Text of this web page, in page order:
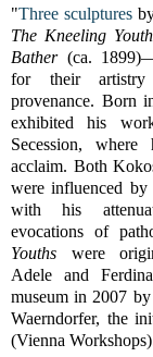
"Three sculptures
The Kneeling
Bather(ca.
for their
provenance. Born
exhibited his
Secession,
acclaim. Both
were influenced by
with his
evocations of
Youths were
Adele and
museum in 2007
Waerndorfer, the
(Vienna